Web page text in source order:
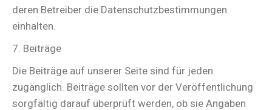
deren Betreiber die Datenschutzbestimmungen
einhalten.
7. Beiträge
Die Beiträge auf unserer Seite sind für jeden
zugänglich. Beiträge sollten vor der Veröffentlichung
sorgfältig darauf überprüft werden, ob sie Angaben